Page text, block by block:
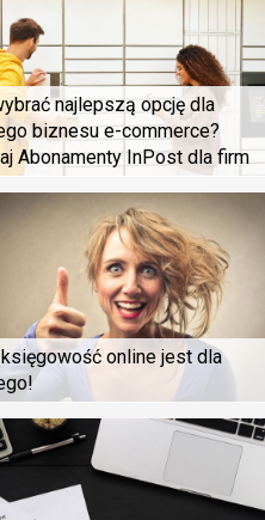
najlepszą opcję dla
biznesu e-commerce?
Abonamenty InPost dla firm
księgowość online jest dla